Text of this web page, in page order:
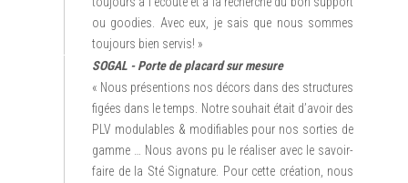
ou goodies. Avec eux, je sais que nous sommes
toujours bien servis! »
SOGAL - Porte de placard sur mesure
« Nous présentions nos décors dans des structures
figées dans le temps. Notre souhait était d’avoir des
PLV modulables & modifiables pour nos sorties de
gamme … Nous avons pu le réaliser avec le savoir-
faire de la Sté Signature. Pour cette création, nous